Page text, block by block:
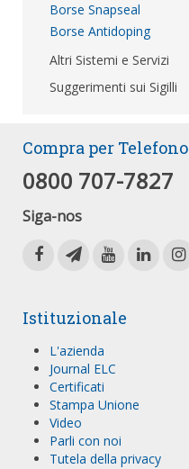
Borse Snapseal
Borse Antidoping
Altri Sistemi e Servizi
Suggerimenti sui Sigilli
Compra per Telefono
0800 707-7827
Siga-nos
Istituzionale
L'azienda
Journal ELC
Certificati
Stampa Unione
Video
Parli con noi
Tutela della privacy